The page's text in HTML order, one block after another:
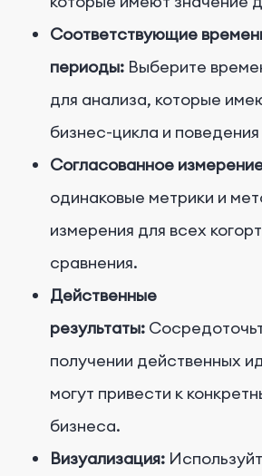
Соответствующие
периоды: Выберите
для анализа, которые
бизнес-цикла и поведения
Согласованное
одинаковые метрики и
измерения для всех
сравнения.
Действенные
результаты:
получении действенных
могут привести к
бизнеса.
Визуализация: